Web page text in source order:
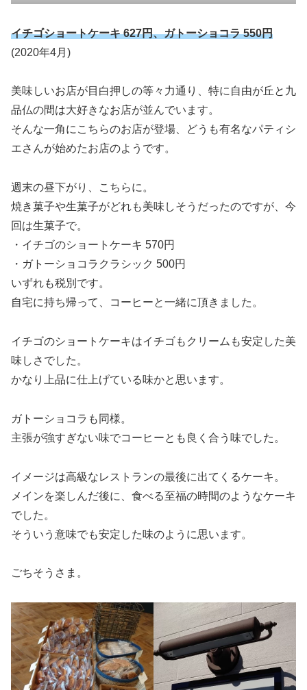
イチゴショートケーキ 627円、ガトーショコラ 550円
(2020年4月)
美味しいお店が目白押しの等々力通り、特に自由が丘と九
品仏の間は大好きなお店が並んでいます。
そんな一角にこちらのお店が登場、どうも有名なパティシ
エさんが始めたお店のようです。
週末の昼下がり、こちらに。
焼き菓子や生菓子がどれも美味しそうだったのですが、今
回は生菓子で。
・イチゴのショートケーキ 570円
・ガトーショコラクラシック 500円
いずれも税別です。
自宅に持ち帰って、コーヒーと一緒に頂きました。
イチゴのショートケーキはイチゴもクリームも安定した美
味しさでした。
かなり上品に仕上げている味かと思います。
ガトーショコラも同様。
主張が強すぎない味でコーヒーとも良く合う味でした。
イメージは高級なレストランの最後に出てくるケーキ。
メインを楽しんだ後に、食べる至福の時間のようなケーキ
でした。
そういう意味でも安定した味のように思います。
ごちそうさま。